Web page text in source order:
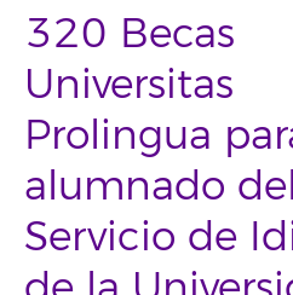
320 Becas
Universitas
Prolingua
alumnado del
Servicio de